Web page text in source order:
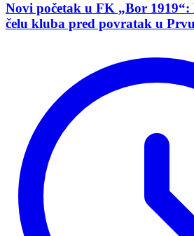
Novi početak u FK „Bor 1919“:
čelu kluba pred povratak u